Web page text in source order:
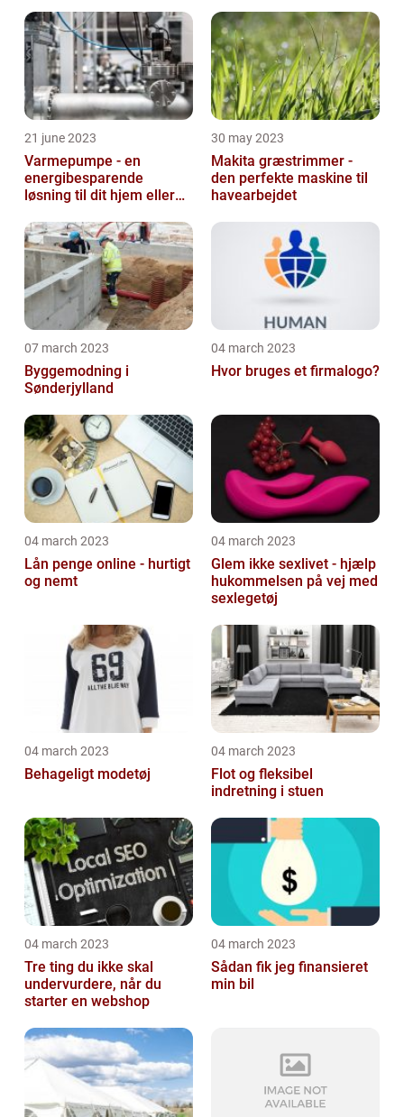
21 june 2023
Varmepumpe - en
energibesparende
løsning til dit hjem eller
30 may 2023
Makita græstrimmer -
den perfekte maskine til
havearbejdet
07 march 2023
Byggemodning i
Sønderjylland
04 march 2023
Hvor bruges et firmalogo?
04 march 2023
Lån penge online - hurtigt
og nemt
04 march 2023
Glem ikke sexlivet - hjælp
hukommelsen på vej med
sexlegetøj
04 march 2023
Behageligt modetøj
04 march 2023
Flot og fleksibel
indretning i stuen
04 march 2023
Tre ting du ikke skal
undervurdere, når du
starter en webshop
04 march 2023
Sådan fik jeg finansieret
min bil